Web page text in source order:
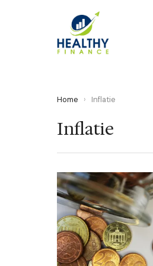
Home › Inflatie
Inflatie